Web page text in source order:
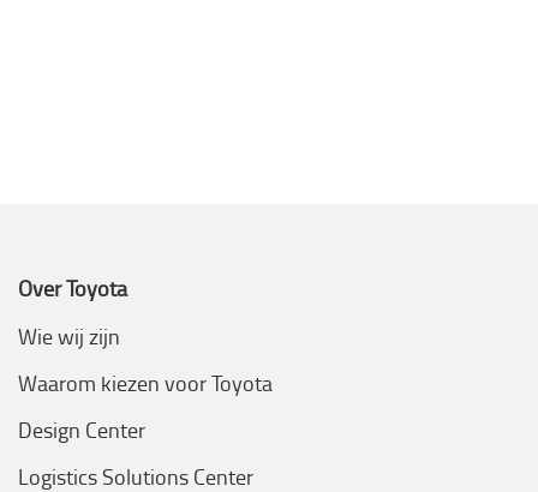
Over Toyota
Wie wij zijn
Waarom kiezen voor Toyota
Design Center
Logistics Solutions Center